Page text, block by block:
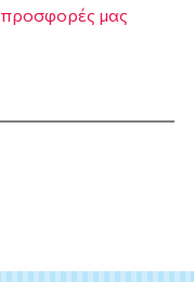
προσφορές μας